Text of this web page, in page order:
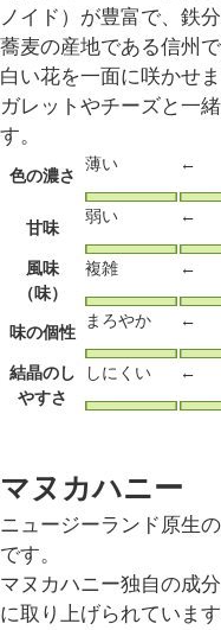
ノイド）が豊富で、鉄
蕎麦の産地である信州
白い花を一面に咲かせま
ガレットやチーズと一
す。
色の濃さ
薄い ←
甘味
弱い ←
風味
（味）
複雑 ←
味の個性
まろやか ←
結晶のし
やすさ
しにくい ←
マヌカハニー
ニュージーランド原生
です。
マヌカハニー独自の成
に取り上げられています